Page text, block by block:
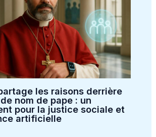
les raisons derrière
nom de pape : un
pour la justice sociale et
artificielle